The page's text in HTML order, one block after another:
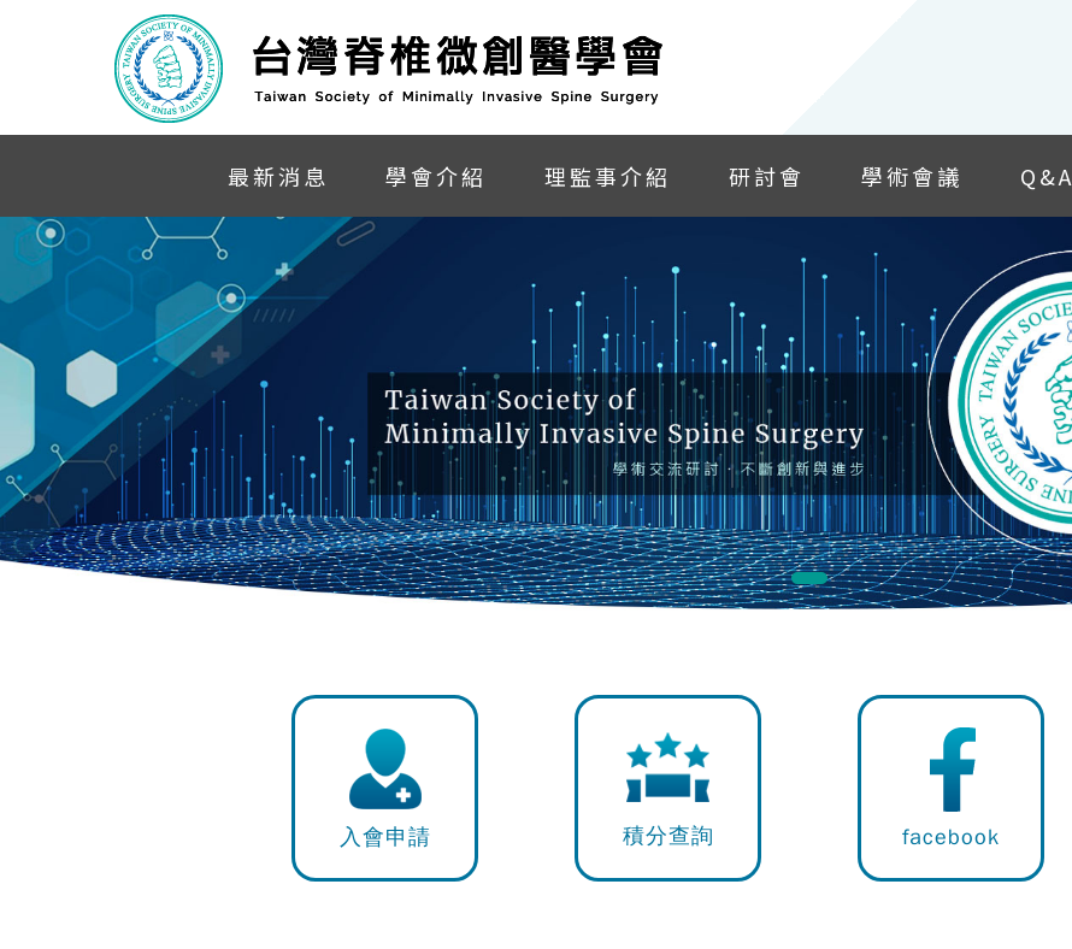
最新消息 學會介紹 理監事介紹 研討會 學術會議 Q&A
入會申請 積分查詢 facebook